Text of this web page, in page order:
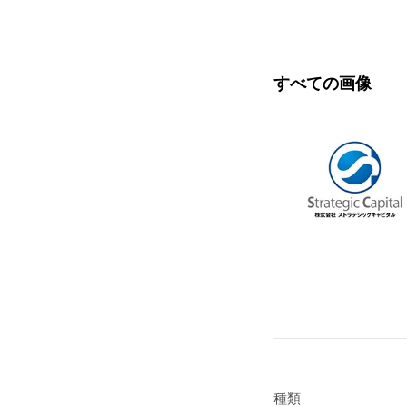
すべての画像
種類